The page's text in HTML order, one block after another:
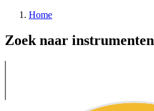
Home
Zoek naar instrumenten